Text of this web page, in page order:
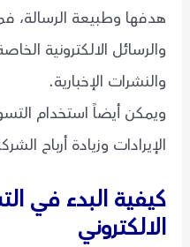
هدفها وطبيعة الرسالة،
والرسائل الالكترونية
والنشرات الإخبارية.
ويمكن أيضاً استخدام
الإيرادات وزيادة أرباح
كيفية البدء في
الالكتروني